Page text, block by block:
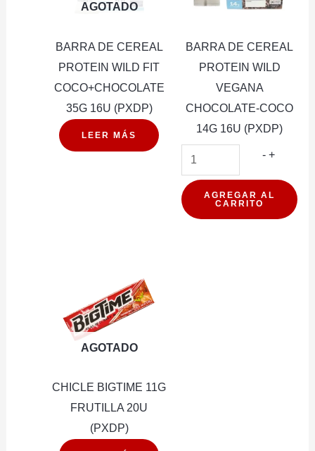
AGOTADO
BARRA DE CEREAL
PROTEIN WILD FIT
COCO+CHOCOLATE
35G 16U (PXDP)
LEER MÁS
BARRA DE CEREAL
PROTEIN WILD
VEGANA
CHOCOLATE-COCO
14G 16U (PXDP)
- BARRA
CEREAL
+
AGREGAR AL
CARRITO
AGOTADO
CHICLE BIGTIME 11G
FRUTILLA 20U
(PXDP)